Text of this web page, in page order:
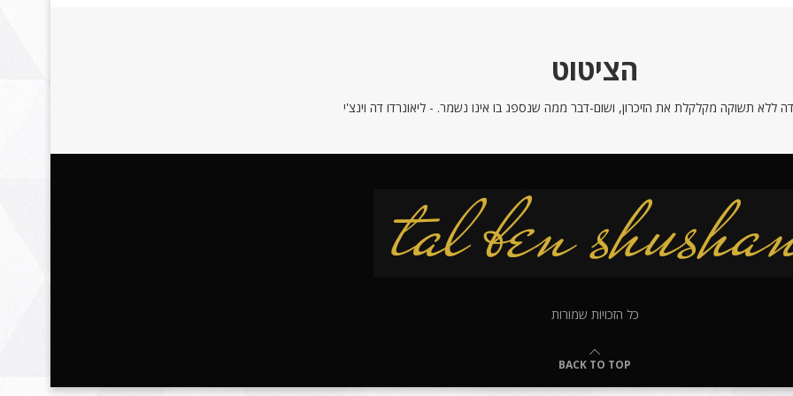
הציטוט
ללא תשוקה מקלקלת את הזיכרון, ושום-דבר ממה שנספג בו אינו נשמר. - ליאונרדו דה וינצ'י
כל הזכויות שמורות
BACK TO TOP